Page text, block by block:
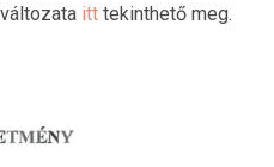
itt tekinthető meg.